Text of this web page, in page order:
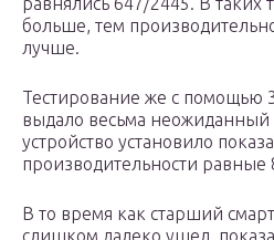
больше, тем
лучше.
Тестирование же с помощью
выдало весьма неожиданный
устройство установило
производительности равные
В то время как старший
слишком далеко ушел,